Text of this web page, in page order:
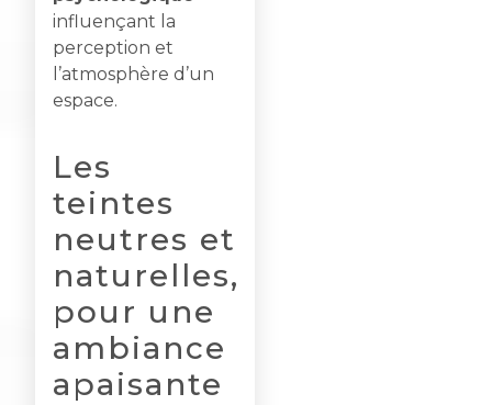
influençant la
perception et
l’atmosphère d’un
espace.
Les
teintes
neutres et
naturelles,
pour une
ambiance
apaisante